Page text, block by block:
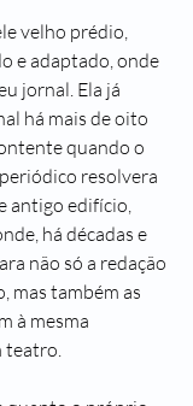
velho prédio,
e adaptado, onde
jornal. Ela já
há mais de oito
quando o
resolvera
antigo edifício,
há décadas e
não só a redação
mas também as
à mesma
teatro.